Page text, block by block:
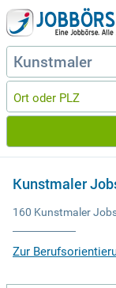
Kunstmaler
160 Kunstmaler
Zur